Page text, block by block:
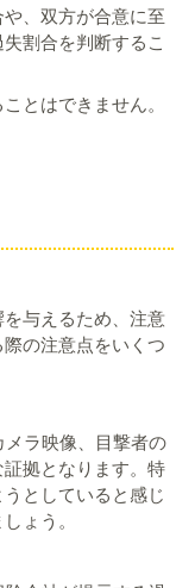
、双方が合意に至
割合を判断するこ
とはできません。
与えるため、注意
の注意点をいくつ
メラ映像、目撃者の
拠となります。特
としていると感じ
ょう。